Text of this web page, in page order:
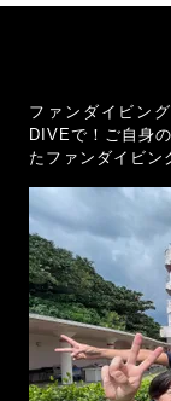
ファンダイビン
DIVEで！ご自身
たファンダイビン